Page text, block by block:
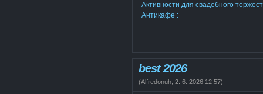
Активности для свадебного
Антикафе :
best 2026
(Alfredonuh 2. 6. 2026 12:57)